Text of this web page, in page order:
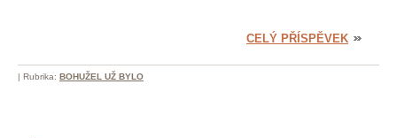
CELÝ PŘÍSPĚVEK
| Rubrika: BOHUŽEL UŽ BYLO